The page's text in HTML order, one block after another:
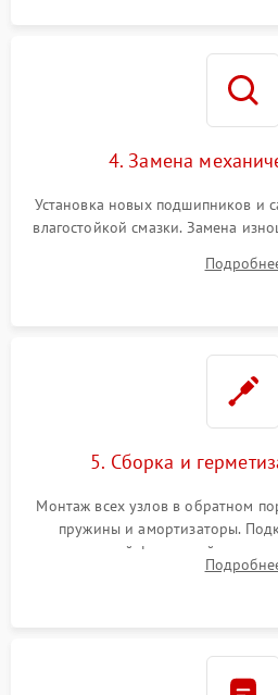
4. Замена
Установка новых подшипников и
влагостойкой смазки. Замена
или поврежденной
5. Сборка и
Монтаж всех узлов в обратном
пружины и амортизаторы.
надежной фиксацией
герметиком для предотвращения